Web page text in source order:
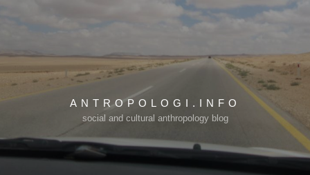
ANTROPOLOGI.INFO
social and cultural anthropology blog